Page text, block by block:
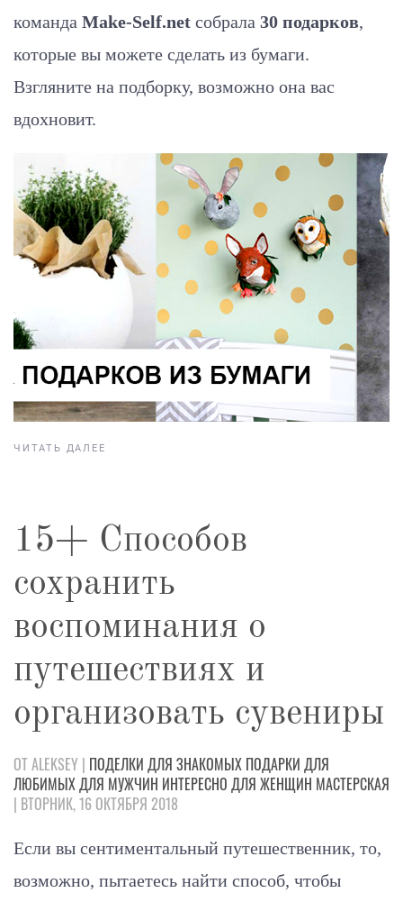
команда Make-Self.net собрала 30 подарков,
которые вы можете сделать из бумаги.
Взгляните на подборку, возможно она вас
вдохновит.
ЧИТАТЬ ДАЛЕЕ
15+ Способов
сохранить
воспоминания о
путешествиях и
организовать сувениры
ОТ ALEKSEY | ПОДЕЛКИ ДЛЯ ЗНАКОМЫХ ПОДАРКИ ДЛЯ
ЛЮБИМЫХДЛЯ МУЖЧИН ИНТЕРЕСНО ДЛЯ ЖЕНЩИН МАСТЕРСКАЯ
| ВТОРНИК, 16 ОКТЯБРЯ 2018
Если вы сентиментальный путешественник, то,
возможно, пытаетесь найти способ, чтобы